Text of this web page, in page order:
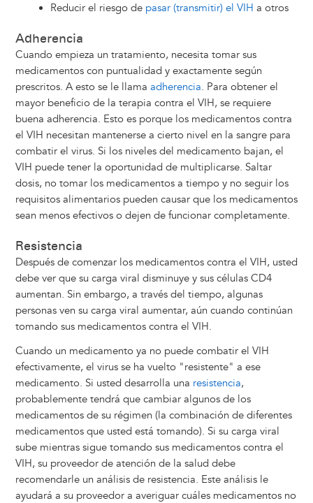
Reducir el riesgo de pasar (transmitir) el VIH a otros
Adherencia
Cuando empieza un tratamiento, necesita tomar sus
medicamentos con puntualidad y exactamente según
prescritos. A esto se le llama adherencia. Para obtener el
mayor beneficio de la terapia contra el VIH, se requiere
buena adherencia. Esto es porque los medicamentos contra
el VIH necesitan mantenerse a cierto nivel en la sangre para
combatir el virus. Si los niveles del medicamento bajan, el
VIH puede tener la oportunidad de multiplicarse. Saltar
dosis, no tomar los medicamentos a tiempo y no seguir los
requisitos alimentarios pueden causar que los medicamentos
sean menos efectivos o dejen de funcionar completamente.
Resistencia
Después de comenzar los medicamentos contra el VIH, usted
debe ver que su carga viral disminuye y sus células CD4
aumentan. Sin embargo, a través del tiempo, algunas
personas ven su carga viral aumentar, aún cuando continúan
tomando sus medicamentos contra el VIH.
Cuando un medicamento ya no puede combatir el VIH
efectivamente, el virus se ha vuelto "resistente" a ese
medicamento. Si usted desarrolla una resistencia,
probablemente tendrá que cambiar algunos de los
medicamentos de su régimen (la combinación de diferentes
medicamentos que usted está tomando). Si su carga viral
sube mientras sigue tomando sus medicamentos contra el
VIH, su proveedor de atención de la salud debe
recomendarle un análisis de resistencia. Este análisis le
ayudará a su proveedor a averiguar cuáles medicamentos no